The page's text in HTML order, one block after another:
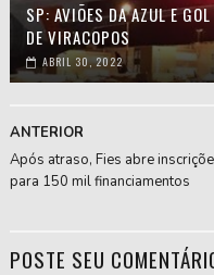
SP: AVIÕES DA AZUL E
DE VIRACOPOS
ABRIL 30, 2022
ANTERIOR
Após atraso, Fies abre
para 150 mil financiamentos
POSTE SEU